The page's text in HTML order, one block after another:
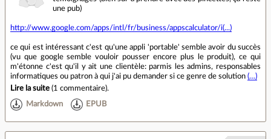
une pub)
http://www.google.com/apps/intl/fr/business/appscalculator/i(...)
ce qui est intéressant c'est qu'une appli 'portable' semble avoir du succès
(vu que google semble vouloir pousser encore plus le produit), ce qui
m'étonne c'est qu'il y ait une clientèle: parmis les admins, responsables
informatiques ou patron à qui j'ai pu demander si ce genre de solution (…)
Lire la suite (1 commentaire).
Markdown EPUB